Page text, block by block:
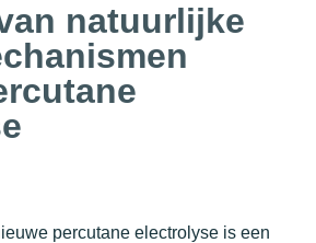
natuurlijke
percutane electrolyse is een